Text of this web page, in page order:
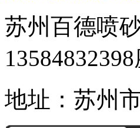
苏州百德喷
13584832398
地址：苏州